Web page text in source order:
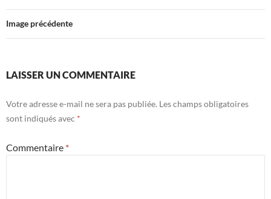
Image précédente
LAISSER UN COMMENTAIRE
Votre adresse e-mail ne sera pas publiée. Les champs obligatoires
sont indiqués avec *
Commentaire *